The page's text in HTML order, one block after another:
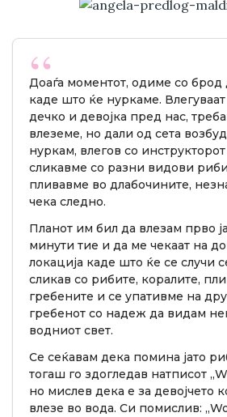
Доаѓа моментот, одиме со брод
каде што ќе нуркаме.
дечко и девојка пред нас,
влеземе, но дали од сета
нуркам, влегов со
сликавме со разни видови
пливавме во длабочините,
чека следно.
Планот им бил да влезам прво
минути тие и да ме чекаат на
локација каде што ќе се случи
сликав со рибите, коралите,
гребените и се упативме на
гребенот со надеж да видам
водниот свет.
Се сеќавам дека помина јато
тогаш го здогледав натписот
но мислев дека е за девојчето
влезе во вода. Си помислив: